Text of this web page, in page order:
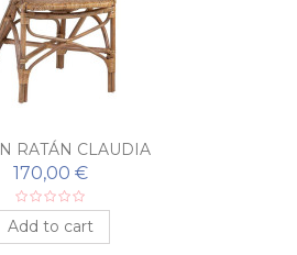
RATÁN CLAUDIA
170,00 €
Add to cart